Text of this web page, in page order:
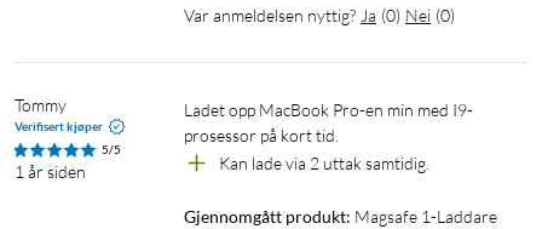
Var anmeldelsen nyttig? Ja (0) Nei (0)
Tommy
Verifisert kjøper
5/5
1 år siden
Ladet opp MacBook Pro-en min med I9-
prosessor på kort tid.
Kan lade via 2 uttak samtidig.
Gjennomgått produkt: Magsafe 1-Laddare